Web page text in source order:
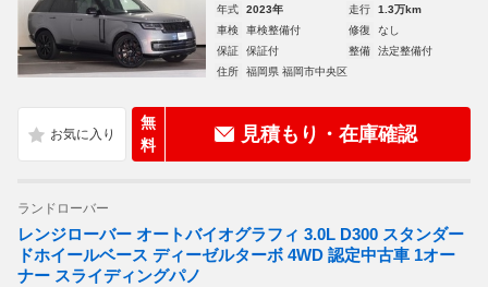
年式 2023年 走行
1.3万km
車検
車検整備付 修復
なし
保証
保証付 整備
法定整備付
住所
福岡県 福岡市中央区
無
料
見積もり・在庫確認
ランドローバー
レンジローバー オートバイオグラフィ 3.0L D300 スタンダー
ドホイールベース ディーゼルターボ 4WD 認定中古車 1オー
ナー スライディングパノ